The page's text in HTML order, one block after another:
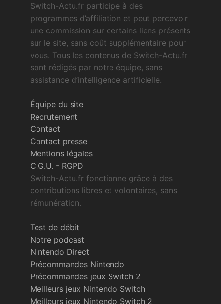
Switch-Actu.fr participe à des
programmes d’affiliation et peut percevoir
une commission sur certains liens présents
sur le site, sans coût supplémentaire pour
vous. Tous les contenus de Switch-Actu.fr
sont rédigés par notre équipe, sans
assistance d’intelligence artificielle.
Équipe du site
Recrutement
Contact
Contact presse
Mentions légales
C.G.U. - RGPD
Switch-Actu.fr fonctionne grâce à des
contributions libres et volontaires, sans
rémunération.
Test de débit
Notre podcast
Nintendo Direct
Précommandes Nintendo
Précommandes jeux Switch 2
Meilleurs jeux Nintendo Switch
Meilleurs jeux Nintendo Switch 2